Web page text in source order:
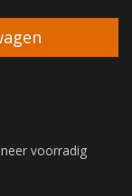
voorradig